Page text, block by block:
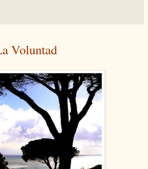
Voluntad